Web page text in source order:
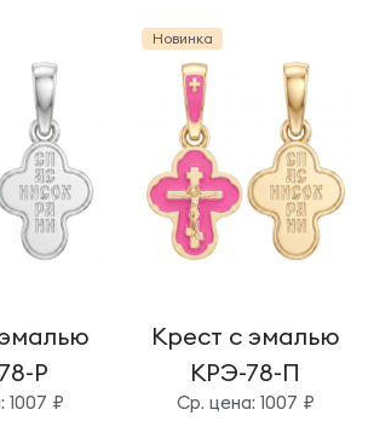
Р
1007 ₽
Новинка
Крест с эмалью
КРЭ-78-П
Cр. цена: 1007 ₽